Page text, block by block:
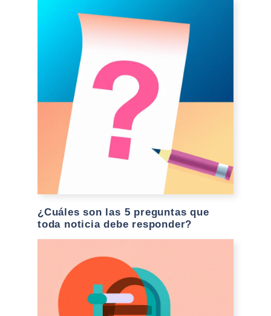
¿Cuáles son las 5 preguntas que
toda noticia debe responder?